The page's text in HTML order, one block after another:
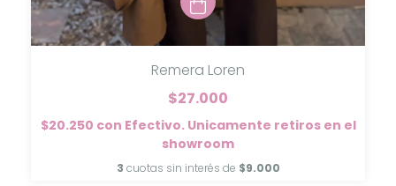
Remera Loren
$27.000
$20.250 con Efectivo. Unicamente retiros en el
showroom
3 cuotas sin interés de $9.000